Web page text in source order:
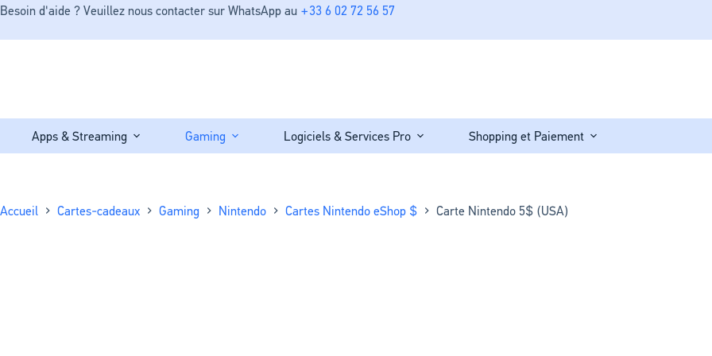
Besoin d'aide ? Veuillez nous contacter sur WhatsApp au +33 6 02 72 56 57
Apps & Streaming Gaming Logiciels & Services Pro Shopping et Paiement
Accueil Cartes-cadeaux Gaming Nintendo Cartes Nintendo eShop $ Carte Nintendo 5$ (USA)